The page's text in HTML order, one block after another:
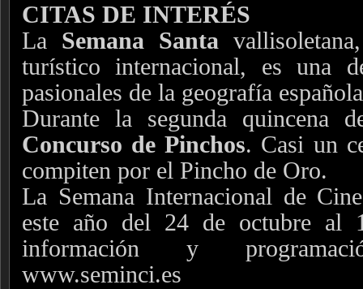
CITAS DE INTERÉS
La Semana Santa
turístico internacional, es una
pasionales de la geografía
Durante la segunda quincena
Concurso de Pinchos. Casi un
compiten por el Pincho de Oro.
La Semana Internacional de
este año del 24 de octubre al
información y
www.seminci.es